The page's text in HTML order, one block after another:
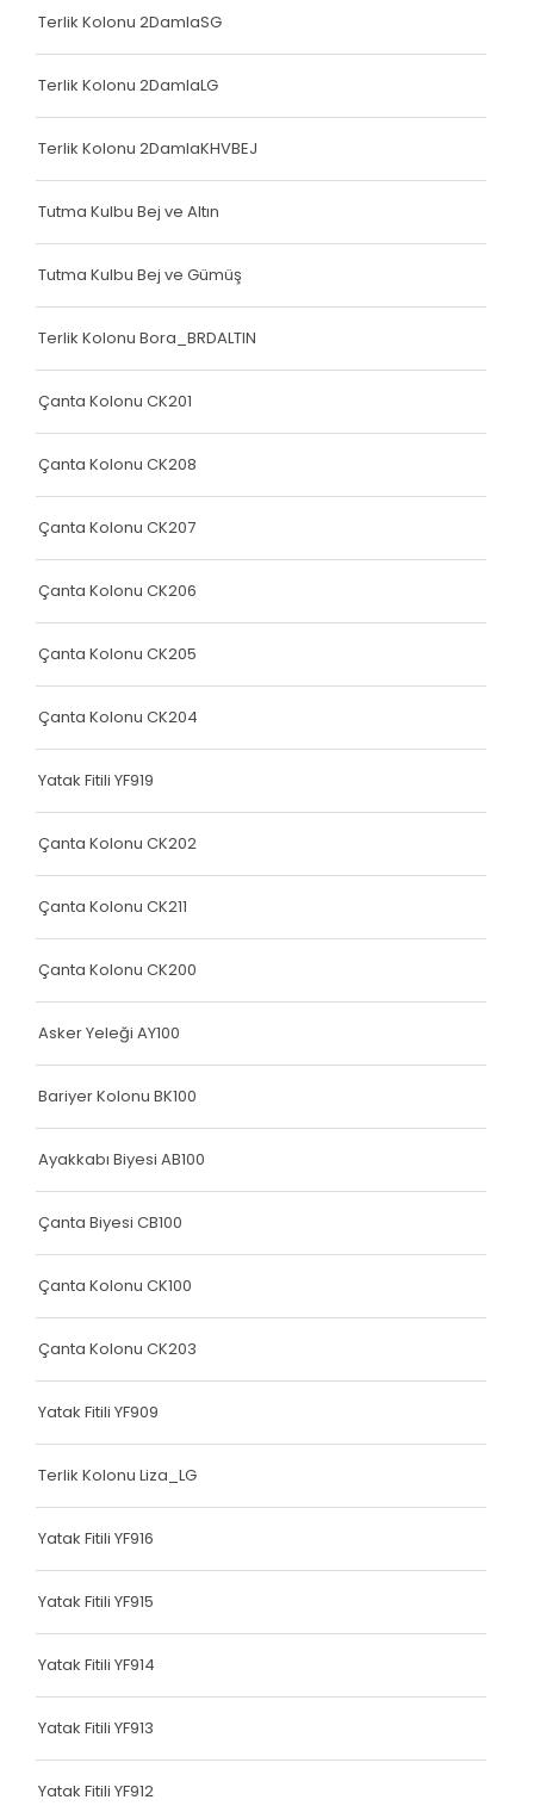
Çanta Kolonu
Yatak Fitili
Yatak Fitili
Yatak Fitili
Yatak Fitili
Çanta Kolonu
Çanta Kolonu
Yatak Fitili
Yatak Fitili
Yatak Fitili
Yatak Fitili
Yatak Fitili
Terlik Kolonu
Hava Kapsülü
Yatak Fitili
Yatak Fitili
Elastik Kolon Siyah Seri
Elastik Kolon Mavi Seri
Elastik Kolon Yeşil Seri
Hava Kapsülü
Dokuma Lastiği
Dokuma Lastiği
Dokuma Lastiği
Dokuma Lastiği
Dokuma Lastiği
Dokuma Lastiği
Hava Kapsülü
Terlik Kolonu 2DamlaSG
Terlik Kolonu 2DamlaLG
Terlik Kolonu 2DamlaKHVBEJ
Tutma Kulbu Bej ve Altın
Tutma Kulbu Bej ve Gümüş
Terlik Kolonu Bora_BRDALTIN
Çanta Kolonu CK201
Çanta Kolonu CK208
Çanta Kolonu CK207
Çanta Kolonu CK206
Çanta Kolonu CK205
Çanta Kolonu CK204
Yatak Fitili YF919
Çanta Kolonu CK202
Çanta Kolonu CK211
Çanta Kolonu CK200
Asker Yeleği AY100
Bariyer Kolonu BK100
Ayakkabı Biyesi AB100
Çanta Biyesi CB100
Çanta Kolonu CK100
Çanta Kolonu CK203
Yatak Fitili YF909
Terlik Kolonu Liza_LG
Yatak Fitili YF916
Yatak Fitili YF915
Yatak Fitili YF914
Yatak Fitili YF913
Yatak Fitili YF912